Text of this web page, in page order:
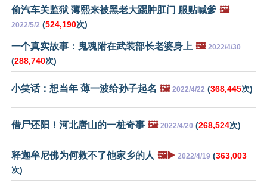
偷汽车关监狱 薄熙来被黑老大踢肿肛门 服贴喊爹 🖼️
2022/5/2 (524,190次)
一个真实故事：鬼魂附在武装部长老婆身上 🖼️ 2022/4/30
(288,740次)
小笑话：想当年 薄一波给孙子起名 🖼️ 2022/4/22 (368,445次)
借尸还阳！河北唐山的一桩奇事 🖼️ 2022/4/20 (268,524次)
释迦牟尼佛为何救不了他家乡的人 🖼️▶️ 2022/4/19 (363,003
次)